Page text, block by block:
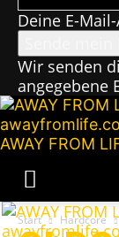
Deine E-
Wir senden
angegebene
AWAY FROM
Start Hardcore